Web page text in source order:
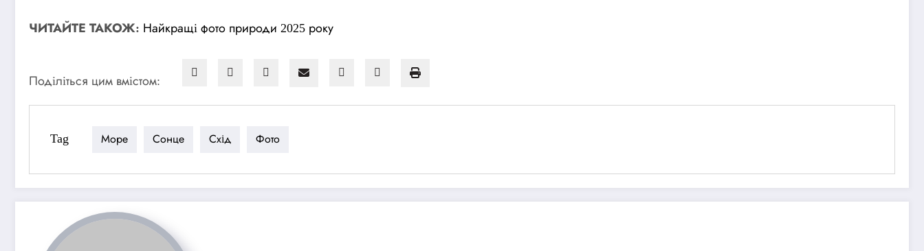
ЧИТАЙТЕ ТАКОЖ: Найкращі фото природи 2025 року
Поділіться цим вмістом:
Tag Море Сонце Схід Фото